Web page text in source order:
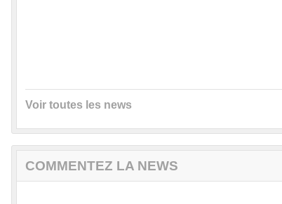
Voir toutes les news
COMMENTEZ LA NEWS